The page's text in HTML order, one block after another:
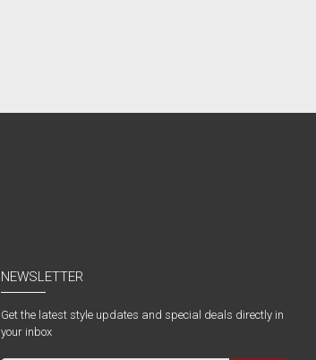
NEWSLETTER
Get the latest style updates and special deals directly in
your inbox